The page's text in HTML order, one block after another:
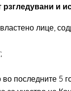
и
лице,
последните 5